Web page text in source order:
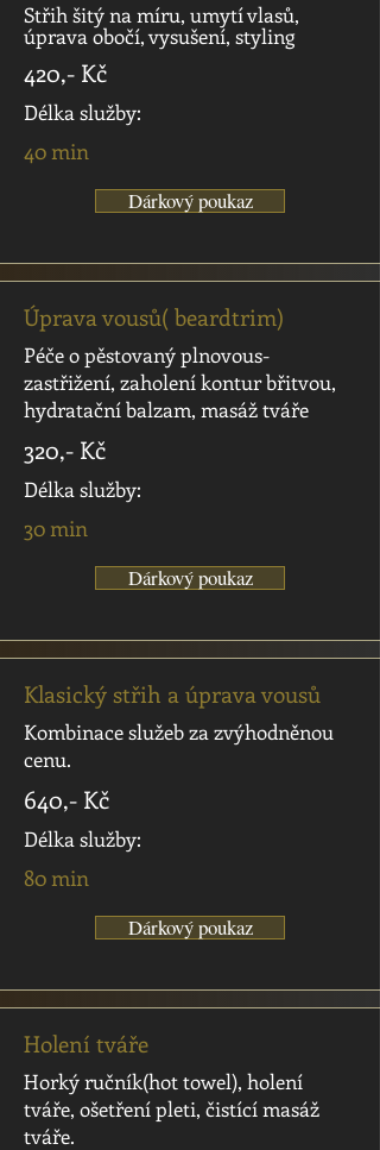
Střih šitý na míru, umytí vlasů,
úprava obočí, vysušení, styling
420,- Kč
Délka služby:
40 min
Dárkový poukaz
Úprava vousů( beardtrim)
Péče o pěstovaný plnovous-
zastřižení, zaholení kontur břitvou,
hydratační balzam, masáž tváře
320,- Kč
Délka služby:
30 min
Dárkový poukaz
Klasický střih a úprava vousů
Kombinace služeb za zvýhodněnou
cenu.
640,- Kč
Délka služby:
80 min
Dárkový poukaz
Holení tváře
Horký ručník(hot towel), holení
tváře, ošetření pleti, čistící masáž
tváře.